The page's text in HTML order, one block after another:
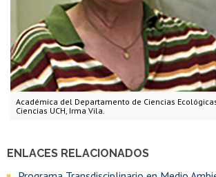
Académica del Departamento de Ciencias
Ciencias UCH, Irma Vila.
ENLACES RELACIONADOS